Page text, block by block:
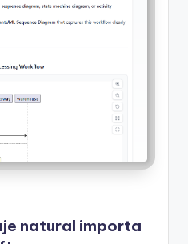
natural importa